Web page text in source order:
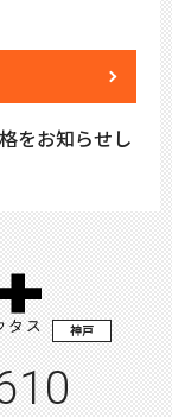
をお知らせし
神戸